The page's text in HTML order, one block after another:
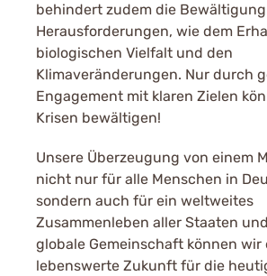
behindert zudem die
Herausforderungen, wie dem
biologischen Vielfalt und den
Klimaveränderungen. Nur durch
Engagement mit klaren Zielen
Krisen bewältigen!
Unsere Überzeugung von einem
nicht nur für alle Menschen in
sondern auch für ein weltweites
Zusammenleben aller Staaten
globale Gemeinschaft können wir
lebenswerte Zukunft für die